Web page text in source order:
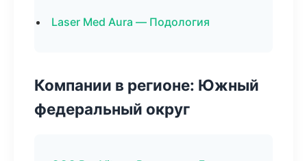
Laser Med Aura — Подология
Компании в регионе: Южный
федеральный округ